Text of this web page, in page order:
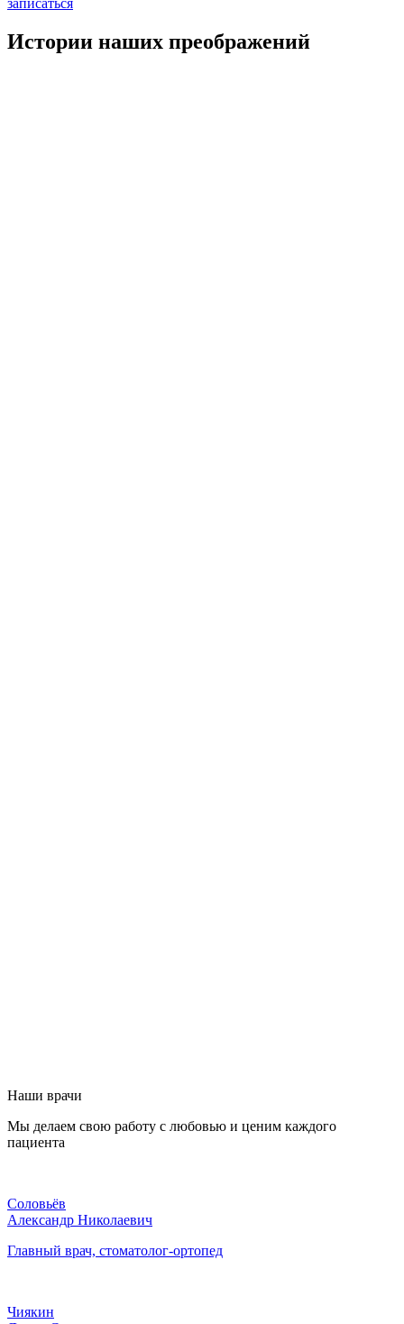
записаться
Истории наших преображений
Наши врачи
Мы делаем свою работу с любовью и ценим каждого
пациента
Соловьёв
Александр Николаевич
Главный врач, стоматолог-ортопед
Чиякин